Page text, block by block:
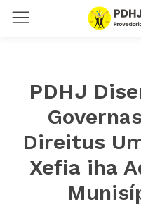
PDHJ
Direitus
Xefia iha